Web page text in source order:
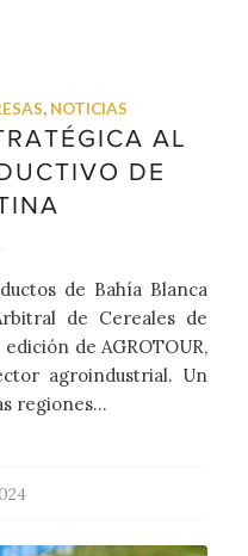
, NOTICIAS
AL
DE
de Bahía Blanca
de Cereales de
de AGROTOUR,
agroindustrial. Un
regiones…